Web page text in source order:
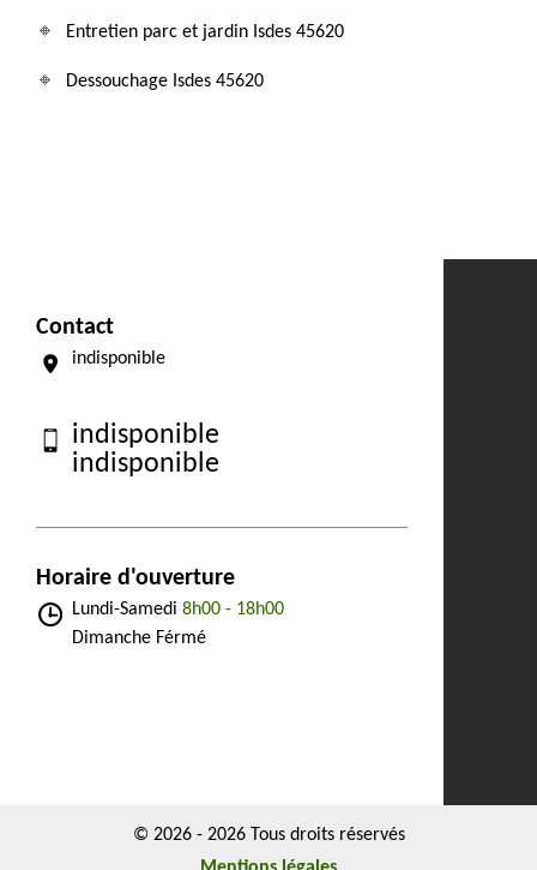
Entretien parc et jardin Isdes 45620
Dessouchage Isdes 45620
Contact
indisponible
indisponible
indisponible
Horaire d'ouverture
Lundi-Samedi 8h00 - 18h00
Dimanche Férmé
© 2026 - 2026 Tous droits réservés